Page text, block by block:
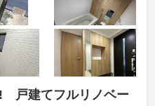
戸建てフルリノベー